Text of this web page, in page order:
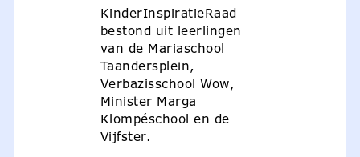
KinderInspiratieRaad
bestond uit leerlingen
van de Mariaschool
Taandersplein,
Verbazisschool Wow,
Minister Marga
Klompéschool en de
Vijfster.